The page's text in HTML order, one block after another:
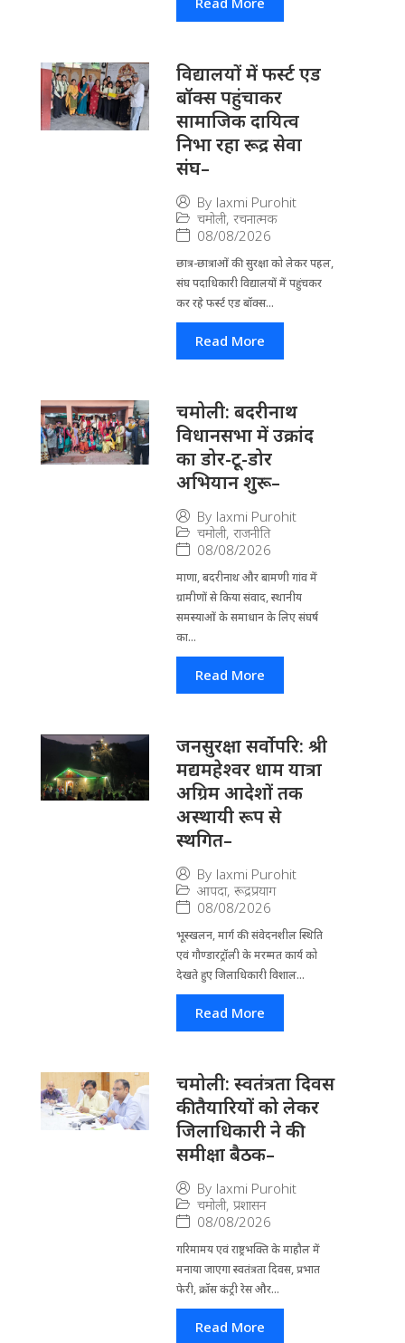
विद्यालयों में फर्स्ट एड
बॉक्स पहुंचाकर
सामाजिक दायित्व
निभा रहा रूद्र सेवा
संघ–
By laxmi Purohit
चमोली, रचनात्मक
08/08/2026
छात्र-छात्राओं की सुरक्षा को लेकर पहल,
संघ पदाधिकारी विद्यालयों में पहुंचकर
कर रहे फर्स्ट एड बॉक्स...
Read More
चमोली: बदरीनाथ
विधानसभा में उक्रांद
का डोर-टू-डोर
अभियान शुरू–
By laxmi Purohit
चमोली, राजनीति
08/08/2026
माणा, बदरीनाथ और बामणी गांव में
ग्रामीणों से किया संवाद, स्थानीय
समस्याओं के समाधान के लिए संघर्ष
का...
Read More
जनसुरक्षा सर्वोपरि: श्री
मद्यमहेश्वर धाम यात्रा
अग्रिम आदेशों तक
अस्थायी रूप से
स्थगित–
By laxmi Purohit
आपदा, रूद्रप्रयाग
08/08/2026
भूस्खलन, मार्ग की संवेदनशील स्थिति
एवं गौण्डारट्रॉली के मरम्मत कार्य को
देखते हुए जिलाधिकारी विशाल...
Read More
चमोली: स्वतंत्रता दिवस
की तैयारियों को लेकर
जिलाधिकारी ने की
समीक्षा बैठक–
By laxmi Purohit
चमोली, प्रशासन
08/08/2026
गरिमामय एवं राष्ट्रभक्ति के माहौल में
मनाया जाएगा स्वतंत्रता दिवस, प्रभात
फेरी, क्रॉस कंट्री रेस और...
Read More